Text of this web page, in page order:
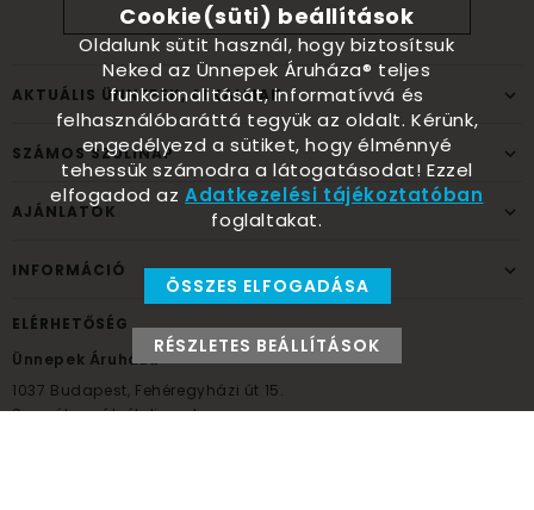
AKTUÁLIS ÜNNEPEK, ALKALMAK
SZÁMOS SZÜLINAP
AJÁNLATOK
INFORMÁCIÓ
ELÉRHETŐSÉG
Ünnepek Áruháza
1037 Budapest, Fehéregyházi út 15.
Személyes átvételi pont
Cookie(süti) beállítások
Oldalunk sütit használ, hogy biztosítsuk
Neked az Ünnepek Áruháza® teljes
funkcionalitását, informatívvá és
felhasználóbaráttá tegyük az oldalt. Kérünk,
engedélyezd a sütiket, hogy élménnyé
tehessük számodra a látogatásodat! Ezzel
elfogadod azAdatkezelési tájékoztatóban
foglaltakat.
ÖSSZES ELFOGADÁSA
RÉSZLETES BEÁLLÍTÁSOK